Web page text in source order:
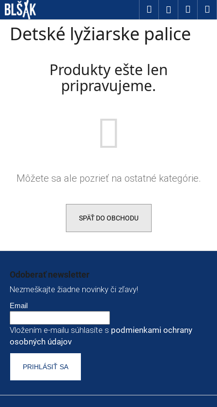
Prejsť na obsah Hľadať
Detské lyžiarske palice
Produkty ešte len
pripravujeme.
Môžete sa ale pozrieť na ostatné kategórie.
SPÄŤ DO OBCHODU
Košík
u
á
j
s
ť
?
HĽADAŤ
Odoberať newsletter
Nezmeškajte žiadne novinky či zľavy!
Email
Vložením e-mailu súhlasíte s podmienkami ochrany
osobných údajov
PRIHLÁSIŤ SA